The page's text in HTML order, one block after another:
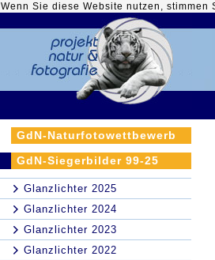
Wenn Sie diese Website nutzen,
GdN-Naturfotowettbewerb
GdN-Siegerbilder 99-25
Glanzlichter 2025
Glanzlichter 2024
Glanzlichter 2023
Glanzlichter 2022